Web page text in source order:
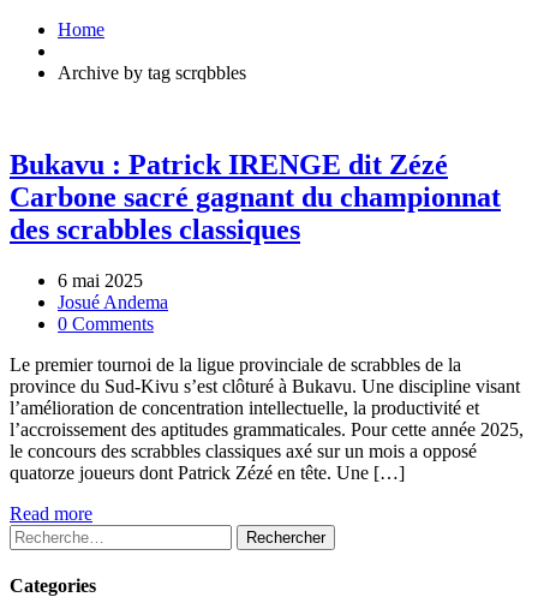
Home
Archive by tag scrqbbles
Bukavu : Patrick IRENGE dit Zézé
Carbone sacré gagnant du championnat
des scrabbles classiques
6 mai 2025
Josué Andema
0 Comments
Le premier tournoi de la ligue provinciale de scrabbles de la
province du Sud-Kivu s’est clôturé à Bukavu. Une discipline visant
l’amélioration de concentration intellectuelle, la productivité et
l’accroissement des aptitudes grammaticales. Pour cette année 2025,
le concours des scrabbles classiques axé sur un mois a opposé
quatorze joueurs dont Patrick Zézé en tête. Une […]
Read more
Rechercher :
Categories